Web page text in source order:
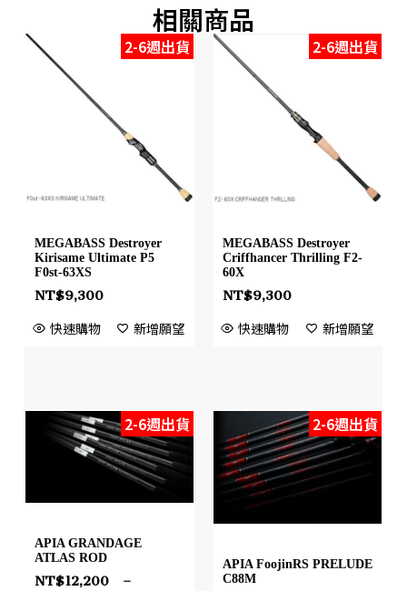
相關商品
2-6週出貨
MEGABASS Destroyer
Kirisame Ultimate P5
F0st-63XS
NT$9,300
快速購物 新增願望
2-6週出貨
MEGABASS Destroyer
Criffhancer Thrilling F2-
60X
NT$9,300
快速購物 新增願望
2-6週出貨
APIA GRANDAGE
ATLAS ROD
NT$12,200
–
2-6週出貨
APIA FoojinRS PRELUDE
C88M